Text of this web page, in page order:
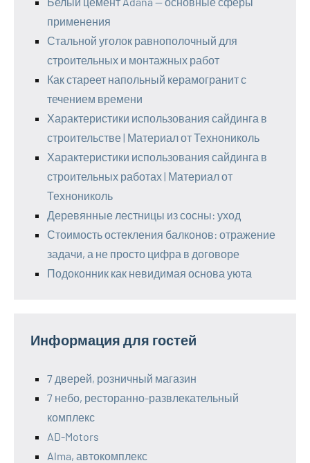
применения
Стальной уголок равнополочный для
строительных и монтажных работ
Как стареет напольный керамогранит с
течением времени
Характеристики использования сайдинга в
строительстве | Материал от Технониколь
Характеристики использования сайдинга в
строительных работах | Материал от
Технониколь
Деревянные лестницы из сосны: уход
Стоимость остекления балконов: отражение
задачи, а не просто цифра в договоре
Подоконник как невидимая основа уюта
Информация для гостей
7 дверей, розничный магазин
7 небо, ресторанно-развлекательный
комплекс
AD-Motors
Alma, автокомплекс